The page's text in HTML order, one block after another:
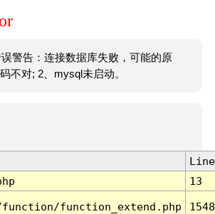
警告：连接数据库失败，可能的原
不对; 2、mysql未启动。
Line
13
function_extend.php 1548